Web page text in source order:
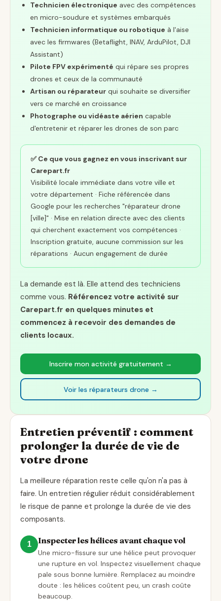
Technicien électronique avec des compétences
en micro-soudure et systèmes embarqués
Technicien informatique ou robotique à l'aise
avec les firmwares (Betaflight, INAV, ArduPilot, DJI
Assistant)
Pilote FPV expérimenté qui répare ses propres
drones et ceux de la communauté
Artisan ou réparateur qui souhaite se diversifier
vers ce marché en croissance
Photographe ou vidéaste aérien capable
d'entretenir et réparer les drones de son parc
✅ Ce que vous gagnez en vous inscrivant sur
Carepart.fr
Visibilité locale immédiate dans votre ville et
votre département · Fiche référencée dans
Google pour les recherches "réparateur drone
[ville]" · Mise en relation directe avec des clients
qui cherchent exactement vos compétences ·
Inscription gratuite, aucune commission sur les
réparations · Aucun engagement de durée
La demande est là. Elle attend des techniciens
comme vous. Référencez votre activité sur
Carepart.fr en quelques minutes et
commencez à recevoir des demandes de
clients locaux.
Inscrire mon activité gratuitement →
Voir les réparateurs drone →
Entretien préventif : comment
prolonger la durée de vie de
votre drone
La meilleure réparation reste celle qu'on n'a pas à
faire. Un entretien régulier réduit considérablement
le risque de panne et prolonge la durée de vie des
composants.
1 Inspecter les hélices avant chaque vol
Une micro-fissure sur une hélice peut provoquer
une rupture en vol. Inspectez visuellement chaque
pale sous bonne lumière. Remplacez au moindre
doute : les hélices coûtent peu, un crash coûte
beaucoup.